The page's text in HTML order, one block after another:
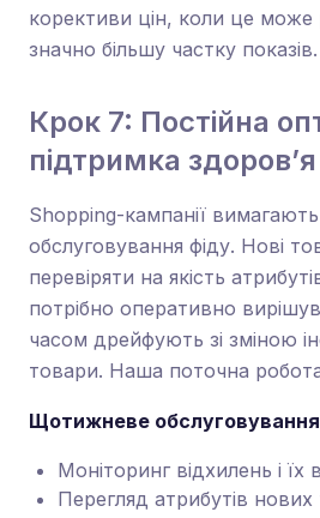
корективи цін, коли це може
значно більшу частку показів.
Крок 7: Постійна
підтримка
Shopping-кампанії
обслуговування фіду. Нові
перевіряти на якість
потрібно оперативно
часом дрейфують зі зміною
товари. Наша поточна
Щотижневе
Моніторинг відхилень і їх
Перегляд атрибутів нових